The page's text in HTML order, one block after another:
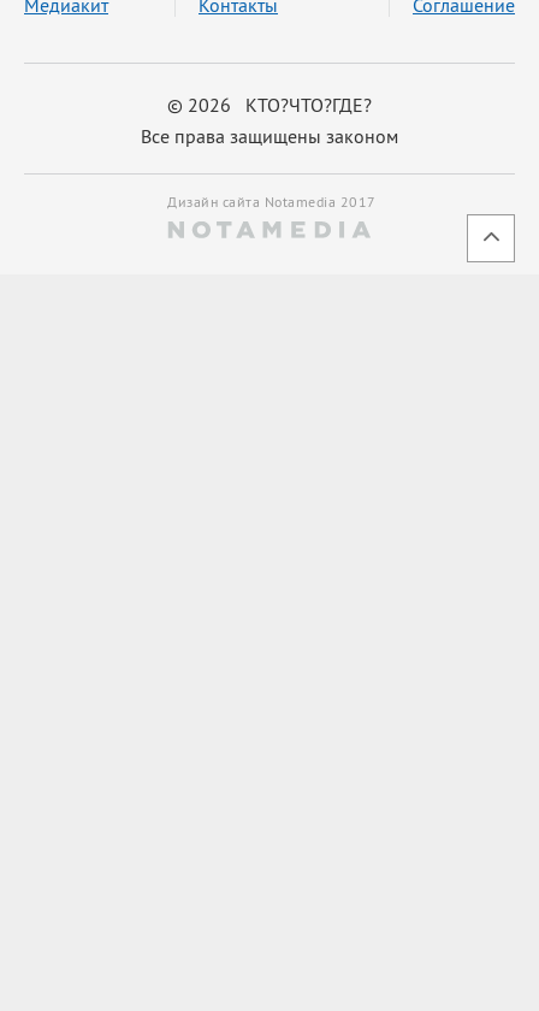
© 2026 КТО?ЧТО?ГДЕ?
Все права защищены законом
Дизайн сайта Notamedia 2017